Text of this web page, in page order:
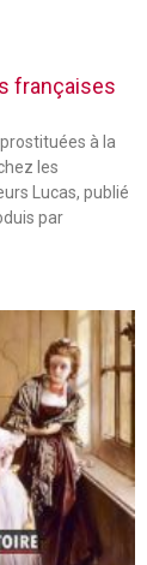
françaises
à la
les
Lucas, publié
par